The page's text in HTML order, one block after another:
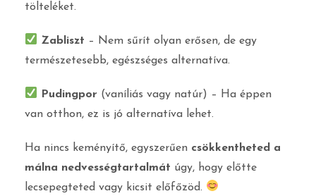
tölteléket.
Zabliszt – Nem sűrít olyan erősen, de egy
természetesebb, egészséges alternatíva.
Pudingpor (vaníliás vagy natúr) – Ha éppen
van otthon, ez is jó alternatíva lehet.
Ha nincs keményítő, egyszerűen csökkentheted a
málna nedvességtartalmát úgy, hogy előtte
lecsepegteted vagy kicsit előfőzöd.